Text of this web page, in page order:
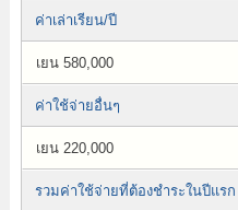
ค่าเล่าเรียน/ปี
เยน 580,000
ค่าใช้จ่ายอื่นๆ
เยน 220,000
รวมค่าใช้จ่ายที่ต้องชำระในปีแรก